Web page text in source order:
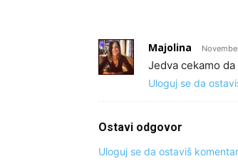
Majolina
Jedva cekamo
Uloguj se da
Ostavi odgovor
Uloguj se da ostaviš komentar